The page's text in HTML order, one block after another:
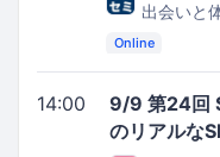
出会いと
Online
14:00
9/9 第24回
のリアルな